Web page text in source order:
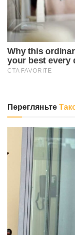
Перегляньте